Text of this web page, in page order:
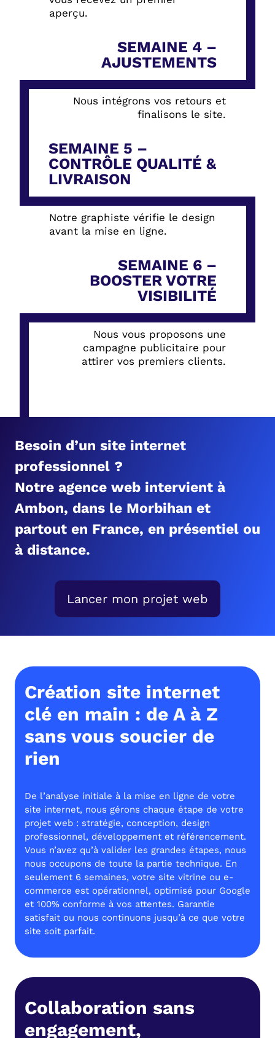
aperçu.
SEMAINE 4 –
AJUSTEMENTS
Nous intégrons vos retours et
finalisons le site.
SEMAINE 5 –
CONTRÔLE QUALITÉ &
LIVRAISON
Notre graphiste vérifie le design
avant la mise en ligne.
SEMAINE 6 –
BOOSTER VOTRE
VISIBILITÉ
Nous vous proposons une
campagne publicitaire pour
attirer vos premiers clients.
Besoin d’un site internet
professionnel ?
Notre agence web intervient à
Ambon, dans le Morbihan et
partout en France, en présentiel ou
à distance.
Lancer mon projet web
Création site internet
clé en main : de A à Z
sans vous soucier de
rien
De l’analyse initiale à la mise en ligne de votre
site internet, nous gérons chaque étape de votre
projet web : stratégie, conception, design
professionnel, développement et référencement.
Vous n’avez qu’à valider les grandes étapes, nous
nous occupons de toute la partie technique. En
seulement 6 semaines, votre site vitrine ou e-
commerce est opérationnel, optimisé pour Google
et 100% conforme à vos attentes. Garantie
satisfait ou nous continuons jusqu’à ce que votre
site soit parfait.
Collaboration sans
engagement,